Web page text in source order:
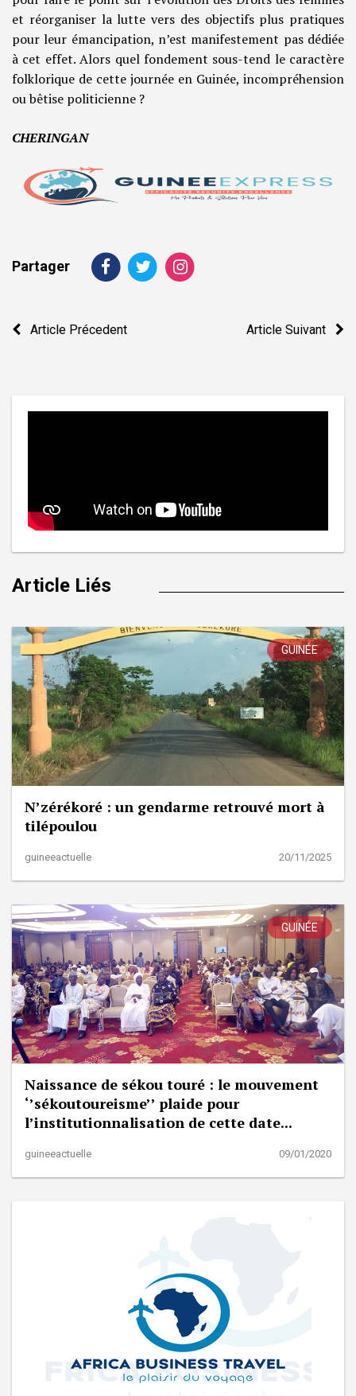
et réorganiser la lutte vers des objectifs plus pratiques
pour leur émancipation, n’est manifestement pas dédiée
à cet effet. Alors quel fondement sous-tend le caractère
folklorique de cette journée en Guinée, incompréhension
ou bêtise politicienne ?
CHERINGAN
Partager
Navigation
Article Précedent Article Suivant
Article Liés
GUINÉE
N’zérékoré : un gendarme retrouvé mort à
tilépoulou
guineeactuelle 20/11/2025
GUINÉE
Naissance de sékou touré : le mouvement
‘’sékoutoureisme’’ plaide pour
l’institutionnalisation de cette date...
guineeactuelle 09/01/2020